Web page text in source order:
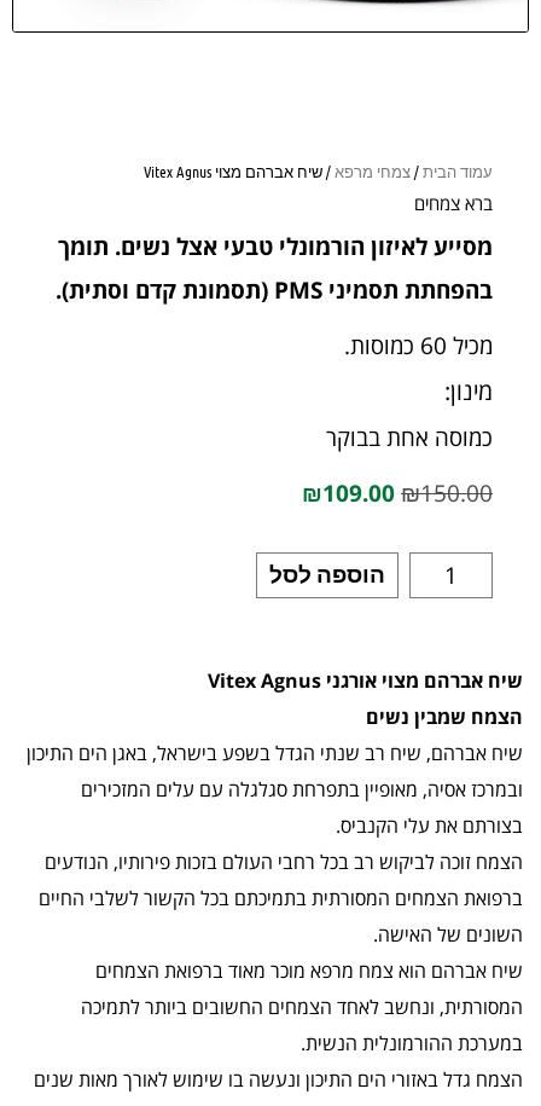
עמוד הבית/צמחי מרפא/ שיח אברהם מצוי Vitex Agnus
ברא צמחים
מסייע לאיזון הורמונלי טבעי אצל נשים. תומך
בהפחתת תסמיני PMS (תסמונת קדם וסתית).
מכיל 60 כמוסות.
מינון:
כמוסה אחת בבוקר
₪150.00
₪109.00
הוספה לסל
שיח אברהם מצוי אורגני Vitex Agnus
הצמח שמבין נשים
שיח אברהם, שיח רב שנתי הגדל בשפע בישראל, באגן הים התיכון
ובמרכז אסיה, מאופיין בתפרחת סגלגלה עם עלים המזכירים
בצורתם את עלי הקנביס.
הצמח זוכה לביקוש רב בכל רחבי העולם בזכות פירותיו, הנודעים
ברפואת הצמחים המסורתית בתמיכתם בכל הקשור לשלבי החיים
השונים של האישה.
שיח אברהם הוא צמח מרפא מוכר מאוד ברפואת הצמחים
המסורתית, ונחשב לאחד הצמחים החשובים ביותר לתמיכה
במערכת ההורמונלית הנשית.
הצמח גדל באזורי הים התיכון ונעשה בו שימוש לאורך מאות שנים